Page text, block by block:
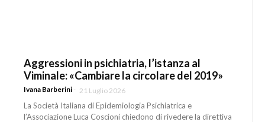
Aggressioni in psichiatria, l’istanza al
Viminale: «Cambiare la circolare del 2019»
Ivana Barberini - 21 Luglio 2026
La Società Italiana di Epidemiologia Psichiatrica e
l’Associazione Luca Coscioni chiedono di rivedere la direttiva